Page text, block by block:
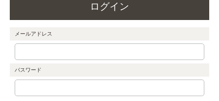
ログイン
メールアドレス
パスワード